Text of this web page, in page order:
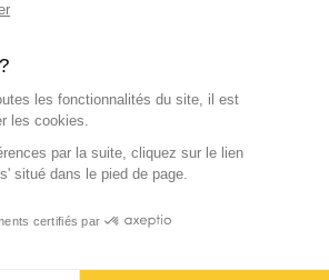
les fonctionnalités du site, il est
les cookies.
par la suite, cliquez sur le lien
situé dans le pied de page.
certifiés par